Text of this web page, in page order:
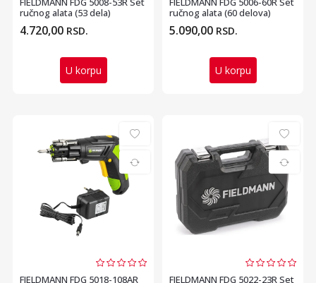
ručnog alata (53 dela)
4.720,00 RSD.
U korpu
ručnog alata (60 delova)
5.090,00 RSD.
U korpu
FIELDMANN FDG 5018-108AR FIELDMANN FDG 5022-23R Set